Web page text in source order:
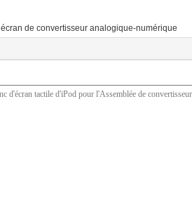
écran de convertisseur analogique-numérique